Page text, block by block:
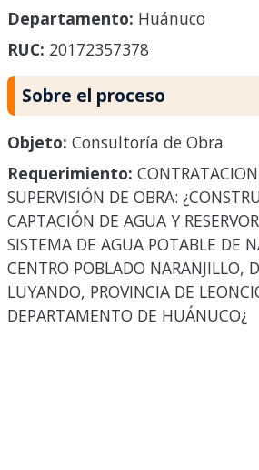
Departamento: Huánuco
RUC: 20172357378
Sobre el proceso
Objeto: Consultoría de Obra
Requerimiento:
SUPERVISIÓN DE OBRA:
CAPTACIÓN DE AGUA Y
SISTEMA DE AGUA POTABLE DE
CENTRO POBLADO NARANJILLO,
LUYANDO, PROVINCIA DE
DEPARTAMENTO DE HUÁNUCO¿